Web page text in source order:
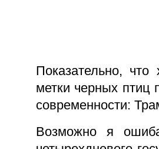
Показательно,
метки черных птиц
современности:
Возможно я